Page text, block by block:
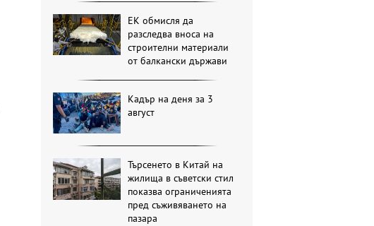
ЕК обмисля да
разследва вноса на
строителни материали
от балкански държави
Кадър на деня за 3
август
Търсенето в Китай на
жилища в съветски стил
показва ограниченията
пред съживяването на
пазара